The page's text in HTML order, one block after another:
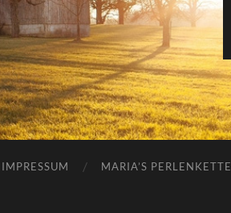
IMPRESSUM MARIA’S PERLENKETTE